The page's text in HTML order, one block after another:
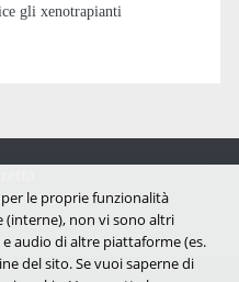
gli xenotrapianti
e antispecista
le proprie funzionalità
(interne), non vi sono altri
audio di altre piattaforme (es.
del sito. Se vuoi saperne di